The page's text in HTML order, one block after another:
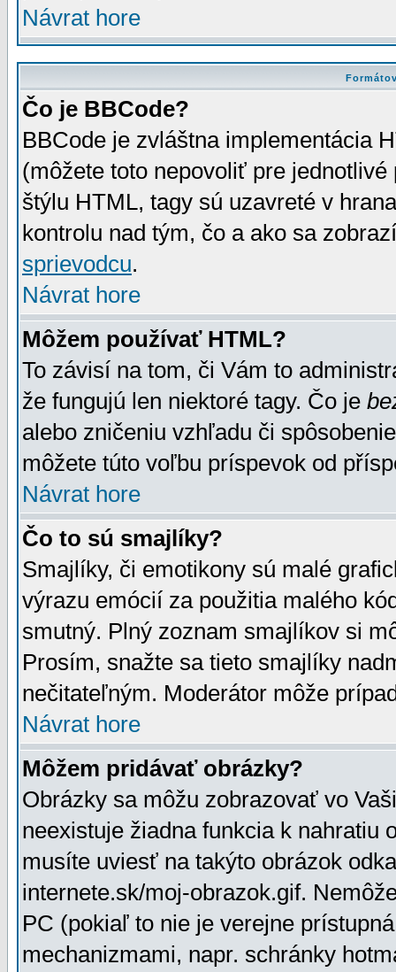
Návrat hore
Čo je BBCode?
BBCode je zvláštna implementácia
(môžete toto nepovoliť pre
štýlu HTML, tagy sú uzavreté v
kontrolu nad tým, čo a ako sa
sprievodcu.
Návrat hore
Môžem používať HTML?
To závisí na tom, či Vám to
že fungujú len niektoré tagy. Čo je
alebo zničeniu vzhľadu či
môžete túto voľbu príspevok od
Návrat hore
Čo to sú smajlíky?
Smajlíky, či emotikony sú malé
výrazu emócií za použitia malého
smutný. Plný zoznam smajlíkov si
Prosím, snažte sa tieto smajlíky
nečitateľným. Moderátor môže
Návrat hore
Môžem pridávať obrázky?
Obrázky sa môžu zobrazovať vo
neexistuje žiadna funkcia k nahratiu
musíte uviesť na takýto obrázok
internete.sk/moj-obrazok.gif.
PC (pokiaľ to nie je verejne
mechanizmami, napr. schránky